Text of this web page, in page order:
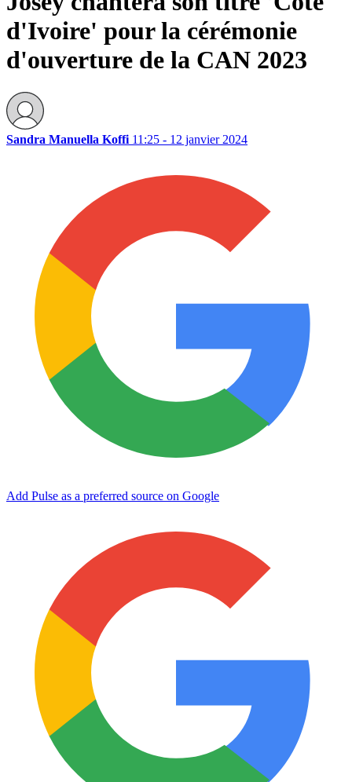
d'Ivoire' pour la cérémonie
d'ouverture de la CAN 2023
Sandra Manuella Koffi 11:25 - 12 janvier 2024
Add Pulse as a preferred source on Google